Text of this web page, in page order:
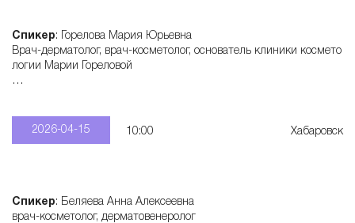
Спикер: Горелова Мария Юрьевна
Врач-дерматолог, врач-косметолог, основатель клиники космето
логии Марии Гореловой
2026-04-15 10:00 Хабаровск
Спикер: Беляева Анна Алексеевна
врач-косметолог, дерматовенеролог